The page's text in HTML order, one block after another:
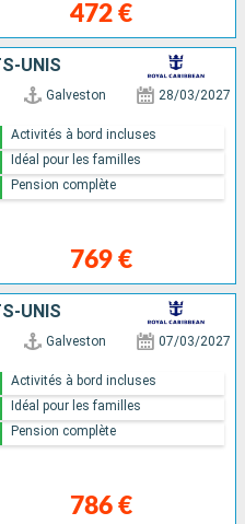
472 €
UNIS
Galveston 28/03/2027
769 €
Activités à bord incluses
Idéal pour les familles
Pension complète
UNIS
Galveston 07/03/2027
786 €
Activités à bord incluses
Idéal pour les familles
Pension complète